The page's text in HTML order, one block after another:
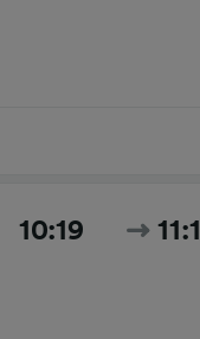
10:19